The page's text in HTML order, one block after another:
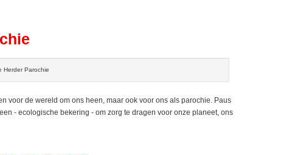
Sijbom-Maatje
van Almere City
Herder Parochie
voor de wereld om ons heen, maar ook voor ons als parochie. Paus
- ecologische bekering - om zorg te dragen voor onze planeet, ons